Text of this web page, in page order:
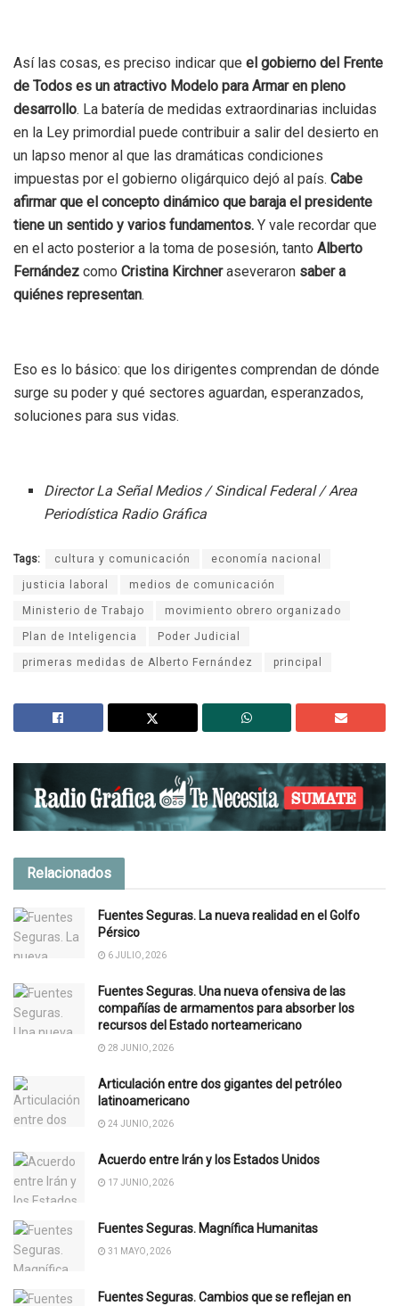
Así las cosas, es preciso indicar que el gobierno del Frente
de Todos es un atractivo Modelo para Armar en pleno
desarrollo. La batería de medidas extraordinarias incluidas
en la Ley primordial puede contribuir a salir del desierto en
un lapso menor al que las dramáticas condiciones
impuestas por el gobierno oligárquico dejó al país. Cabe
afirmar que el concepto dinámico que baraja el presidente
tiene un sentido y varios fundamentos. Y vale recordar que
en el acto posterior a la toma de posesión, tanto Alberto
Fernández como Cristina Kirchneraseveraron saber a
quiénes representan.
Eso es lo básico: que los dirigentes comprendan de dónde
surge su poder y qué sectores aguardan, esperanzados,
soluciones para sus vidas.
Director La Señal Medios / Sindical Federal / Area
Periodística Radio Gráfica
Tags: cultura y comunicación economía nacional
justicia laboral medios de comunicación
Ministerio de Trabajo movimiento obrero organizado
Plan de Inteligencia Poder Judicial
primeras medidas de Alberto Fernández principal
Relacionados
Fuentes Seguras. La nueva realidad en el Golfo
Pérsico
6 JULIO, 2026
Fuentes Seguras. Una nueva ofensiva de las
compañías de armamentos para absorber los
recursos del Estado norteamericano
28 JUNIO, 2026
Articulación entre dos gigantes del petróleo
latinoamericano
24 JUNIO, 2026
Acuerdo entre Irán y los Estados Unidos
17 JUNIO, 2026
Fuentes Seguras. Magnífica Humanitas
31 MAYO, 2026
Fuentes Seguras. Cambios que se reflejan en